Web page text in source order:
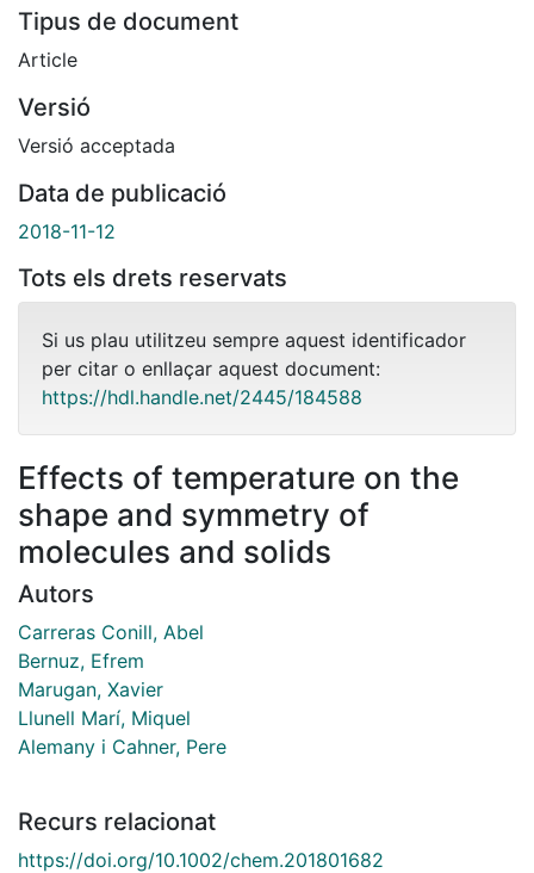
Tipus de document
Article
Versió
Versió acceptada
Data de publicació
2018-11-12
Tots els drets reservats
Si us plau utilitzeu sempre aquest identificador
per citar o enllaçar aquest document:
https://hdl.handle.net/2445/184588
Effects of temperature on the
shape and symmetry of
molecules and solids
Autors
Carreras Conill, Abel
Bernuz, Efrem
Marugan, Xavier
Llunell Marí, Miquel
Alemany i Cahner, Pere
Recurs relacionat
https://doi.org/10.1002/chem.201801682